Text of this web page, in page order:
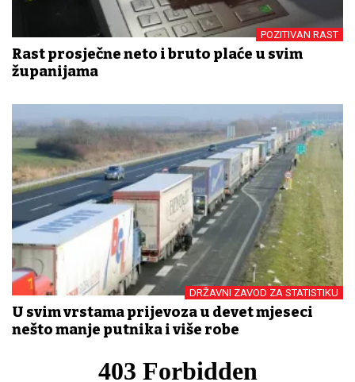
POZITIVAN RAST
Rast prosječne neto i bruto plaće u svim
županijama
DRŽAVNI ZAVOD ZA STATISTIKU
U svim vrstama prijevoza u devet mjeseci
nešto manje putnika i više robe